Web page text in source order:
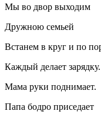
Мы во двор выходим
Дружною семьей
Встанем в круг и по
Каждый делает зарядку.
Мама руки поднимает.
Папа бодро приседает